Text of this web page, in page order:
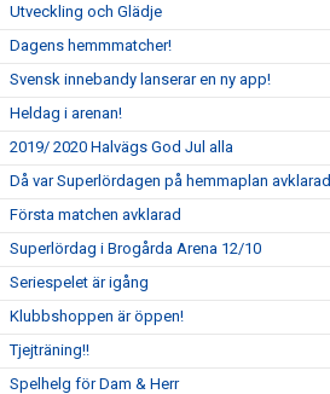
Utveckling och Glädje
Dagens hemmmatcher!
Svensk innebandy lanserar en ny app!
Heldag i arenan!
2019/ 2020 Halvägs God Jul alla
Då var Superlördagen på hemmaplan avklarad
Första matchen avklarad
Superlördag i Brogårda Arena 12/10
Seriespelet är igång
Klubbshoppen är öppen!
Tjejträning!!
Spelhelg för Dam & Herr